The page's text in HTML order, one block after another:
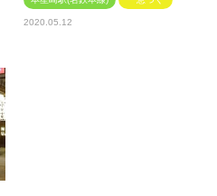
2020.05.12